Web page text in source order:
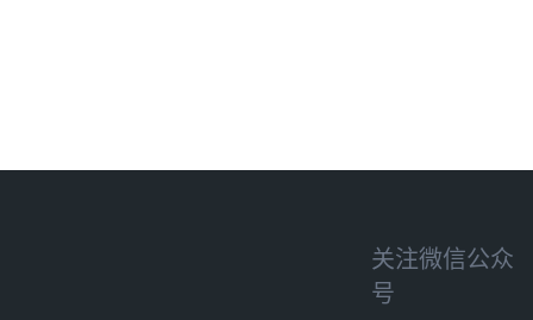
关注微信公众
号